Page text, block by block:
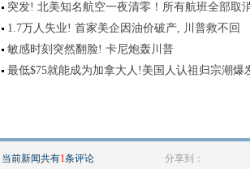
突发! 北美知名航空一夜清零！所有航班全部取
1.7万人失业! 首家美企因油价破产, 川普救不回
敏感时刻突然翻脸! 卡尼炮轰川普
最低$75就能成为加拿大人!美国人认祖归宗潮爆
当前新闻共有1条评论 分享到：